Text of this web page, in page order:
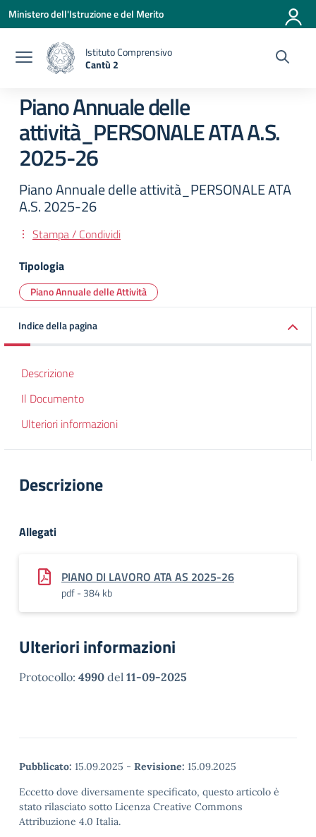
Vai ai contenuti
Vai al menu di navigazione
Vai al footer
Ministero dell'Istruzione e del Merito
Istituto Comprensivo
Cantù 2
Piano Annuale delle
attività_PERSONALE ATA A.S.
2025-26
Piano Annuale delle attività_PERSONALE ATA
A.S. 2025-26
Stampa / Condividi
Tipologia
Piano Annuale delle Attività
Indice della pagina
Descrizione
Il Documento
Ulteriori informazioni
Descrizione
Allegati
PIANO DI LAVORO ATA AS 2025-26
pdf - 384 kb
Ulteriori informazioni
Protocollo: 4990 del 11-09-2025
Pubblicato: 15.09.2025 - Revisione: 15.09.2025
Eccetto dove diversamente specificato, questo articolo è
stato rilasciato sotto Licenza Creative Commons
Attribuzione 4.0 Italia.